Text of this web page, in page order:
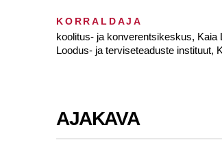
KORRALDAJA
koolitus- ja konverentsikeskus, Kaia
Loodus- ja terviseteaduste instituut,
AJAKAVA